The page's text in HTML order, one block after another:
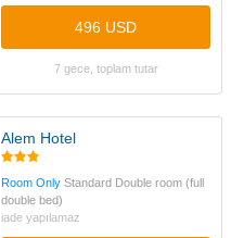
496 USD
7 gece, toplam tutar
Alem Hotel
Room Only Standard Double room (full
double bed)
iade yapılamaz